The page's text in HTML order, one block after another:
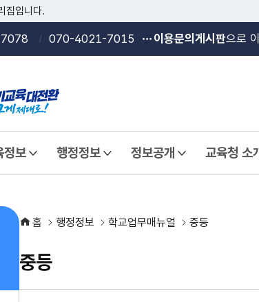
집입니다.
070-4021-7015 이용문의게시판으로
정보 행정정보
열기
정보공개
열기
교육청 소
열기
홈 행정정보 학교업무매뉴얼 중등
중등